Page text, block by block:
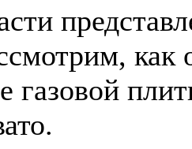
как
газовой